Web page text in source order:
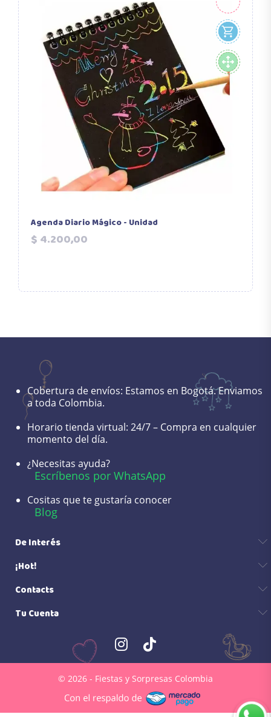
Agenda Diario Mágico - Unidad
$ 4.200,00
Cobertura de envíos: Estamos en Bogotá. Enviamos
a toda Colombia.
Horario tienda virtual: 24/7 – Compra en cualquier
momento del día.
¿Necesitas ayuda?
Escríbenos por WhatsApp
Cositas que te gustaría conocer
Blog
De Interés
¡Hot!
Contacts
Tu Cuenta
© 2026 - Fiestas y Sorpresas Colombia